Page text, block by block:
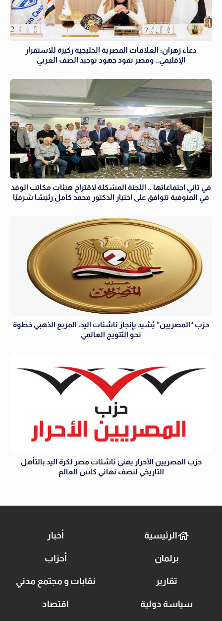
دعاء زهران: العلاقات المصرية الخليجية ركيزة للاستقرار
الإقليمي.. ومصر تقود جهود توحيد الصف العربي
في ثاني اجتماعاتها .. اللجنة المشكلة لاقتراح هيئات مكاتب الوفد
في المنوفية تتوافق على اختيار الدكتور محمد كامل رئيسًا شرفيًا
حزب “المصريين” يُشيد بإنجاز ناشئات اليد: المربع الذهبي خطوة
نحو التتويج العالمي
حزب المصريين الأحرار يهنئ ناشئات مصر لكرة اليد بالتأهل
التاريخي لنصف نهائي كأس العالم
الرئيسية أخبار
برلمان أحزاب
تقارير نقابات و مجتمع مدني
سياسة دولية اقتصاد